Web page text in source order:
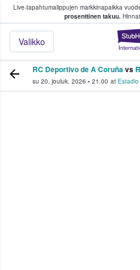
Live-tapahtumalippujen markkinapaikka
prosenttinen takuu.
Valikko
fanit ostavat ja
RC Deportivo de A Coruñavs
su 20. jouluk. 2026 • 21.00 at Estadio